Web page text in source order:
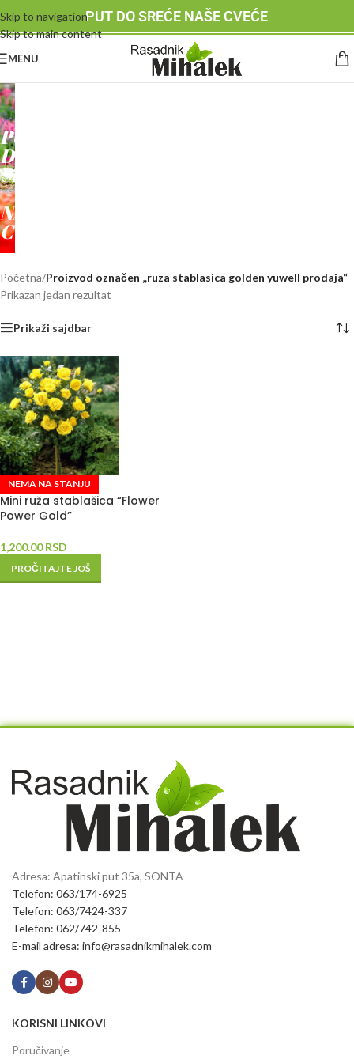
Skip to navigation
Skip to main content
PUT DO SREĆE NAŠE CVEĆE
MENU
RASADNIK
MIHALEK
PUT
DO
SREĆE
-
NAŠE
CVEĆE
Početna/Proizvod označen „ruza stablasica golden yuwell prodaja“
Prikazan jedan rezultat
Prikaži sajdbar
NEMA NA STANJU
Mini ruža stablašica “Flower
Power Gold”
1,200.00RSD
PROČITAJTE JOŠ
Adresa: Apatinski put 35a, SONTA
Telefon: 063/174-6925
Telefon: 063/7424-337
Telefon: 062/742-855
E-mail adresa: info@rasadnikmihalek.com
KORISNI LINKOVI
Poručivanje